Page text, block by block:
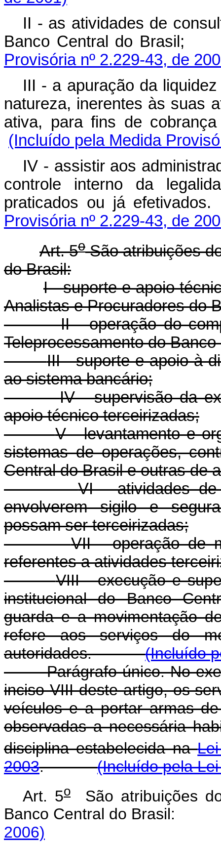
II - as atividades de
Banco Central do Brasil;
Provisória nº 2.229-43, de
III - a apuração da
natureza, inerentes às suas
ativa, para fins de
(Incluído pela Medida
IV - assistir aos
controle interno da
praticados ou já efetivados.
Provisória nº 2.229-43, de
Art. 5oSão atribuições
do Brasil:
I - suporte e apoio
Analistas e Procuradores do
II - operação do
Teleprocessamento do
III - suporte e apoio à
ao sistema bancário;
IV - supervisão da
apoio técnico terceirizadas;
V - levantamento e
sistemas de operações,
Central do Brasil e outras de
VI - atividades
envolverem sigilo e
possam ser terceirizadas;
VII - operação de
referentes a atividades
VIII - execução e
institucional do Banco
guarda e a movimentação
refere aos serviços do
autoridades.(Incluído
Parágrafo único. No
inciso VIII deste artigo, os
veículos e a portar armas
observadas a necessária
disciplina estabelecida na
2003.(Incluído pela
Art. 5o São atribuições
Banco Central do
2006)